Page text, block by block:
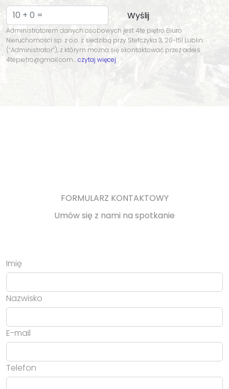
Administratorem danych osobowych jest 4te piętro Biuro
Nieruchomości sp. z o.o. z siedzibą przy Stefczyka 3, 20-151 Lublin
(“Administrator”), z którym można się skontaktować przez adres
4tepietro@gmail.com…czytaj więcej
FORMULARZ KONTAKTOWY
Umów się z nami na spotkanie
Imię
Nazwisko
E-mail
Telefon